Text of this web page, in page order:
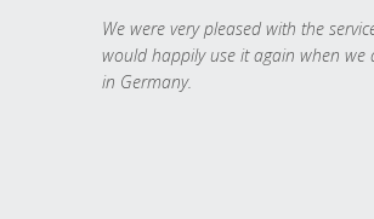
We were very pleased with the
would happily use it again when we
in Germany.